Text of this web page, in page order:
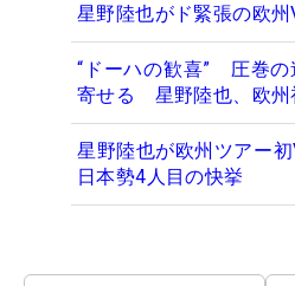
星野陸也がド緊張の欧州
“ドーハの歓喜” 圧巻の
寄せる 星野陸也、欧州
星野陸也が欧州ツアー
日本勢4人目の快挙